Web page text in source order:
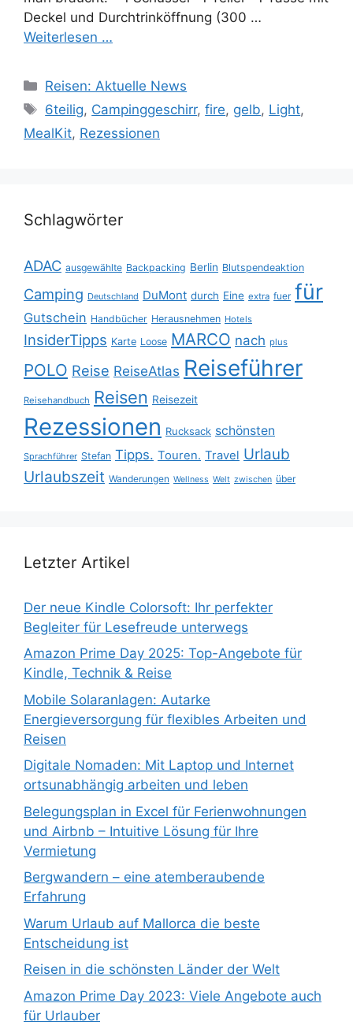
Deckel und Durchtrinköffnung (300 …
Weiterlesen …
Kategorien
Reisen: Aktuelle News
Schlagwörter
6teilig, Campinggeschirr,fire, gelb, Light,
MealKit, Rezessionen
Schlagwörter
ADAC ausgewählte Backpacking Berlin Blutspendeaktion
Camping Deutschland DuMont durch Eine extra fuer für
Gutschein Handbücher Herausnehmen Hotels
InsiderTipps Karte Loose MARCO nach plus
POLO Reise ReiseAtlas Reiseführer
Reisehandbuch Reisen Reisezeit
Rezessionen Rucksack schönsten
Sprachführer Stefan Tipps. Touren. Travel Urlaub
Urlaubszeit Wanderungen Wellness Welt zwischen über
Letzter Artikel
Der neue Kindle Colorsoft: Ihr perfekter
Begleiter für Lesefreude unterwegs
Amazon Prime Day 2025: Top-Angebote für
Kindle, Technik & Reise
Mobile Solaranlagen: Autarke
Energieversorgung für flexibles Arbeiten und
Reisen
Digitale Nomaden: Mit Laptop und Internet
ortsunabhängig arbeiten und leben
Belegungsplan in Excel für Ferienwohnungen
und Airbnb – Intuitive Lösung für Ihre
Vermietung
Bergwandern – eine atemberaubende
Erfahrung
Warum Urlaub auf Mallorca die beste
Entscheidung ist
Reisen in die schönsten Länder der Welt
Amazon Prime Day 2023: Viele Angebote auch
für Urlauber